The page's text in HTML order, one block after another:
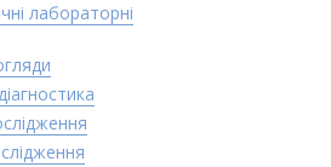
лабораторні